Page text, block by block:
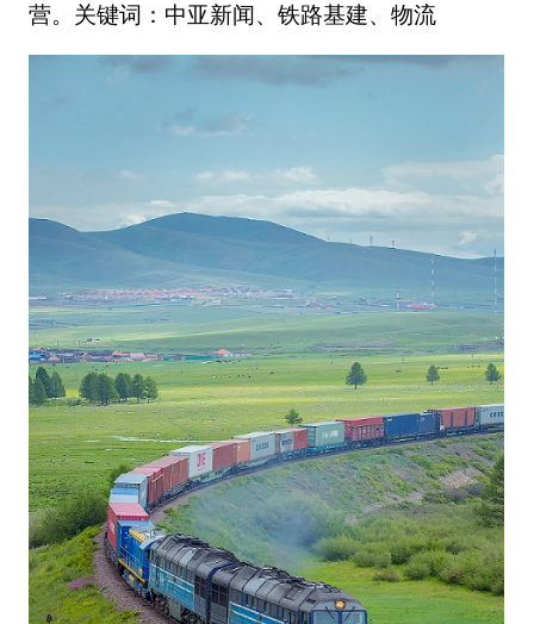
营。关键词：中亚新闻、铁路基建、物流